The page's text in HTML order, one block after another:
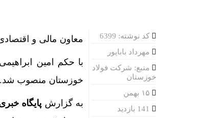
کد نوشته: 6399
مهرداد باباپور
منبع: شرکت فولاد
خوزستان
معاون مالی و
با حکم امین
خوزستان منصوب شد.
به گزارش پایگاه